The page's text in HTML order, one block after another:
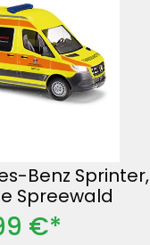
Benz Sprinter,
Spreewald
€*